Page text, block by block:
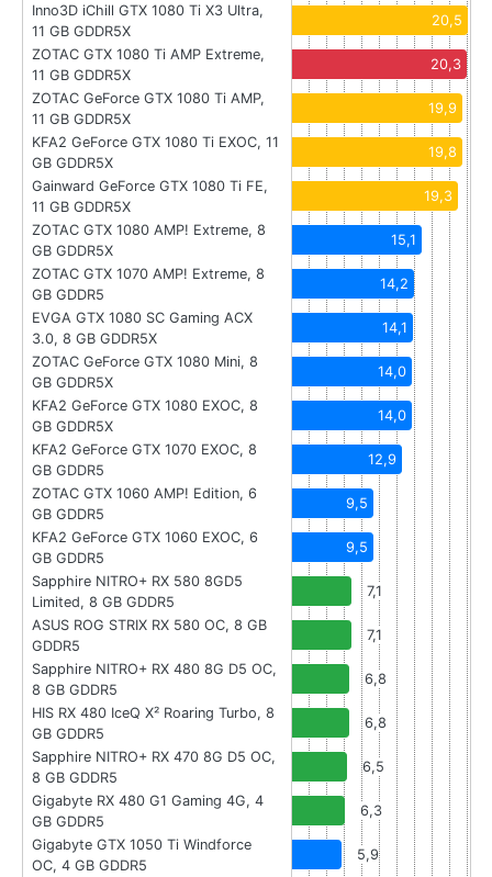
Inno3D iChill GTX 1080 Ti X3 Ultra,
11 GB GDDR5X
20,5
ZOTAC GTX 1080 Ti AMP Extreme,
11 GB GDDR5X
20,3
ZOTAC GeForce GTX 1080 Ti AMP,
11 GB GDDR5X
19,9
KFA2 GeForce GTX 1080 Ti EXOC, 11
GB GDDR5X
19,8
Gainward GeForce GTX 1080 Ti FE,
11 GB GDDR5X
19,3
ZOTAC GTX 1080 AMP! Extreme, 8
GB GDDR5X
15,1
ZOTAC GTX 1070 AMP! Extreme, 8
GB GDDR5
14,2
EVGA GTX 1080 SC Gaming ACX
3.0, 8 GB GDDR5X
14,1
ZOTAC GeForce GTX 1080 Mini, 8
GB GDDR5X
14,0
KFA2 GeForce GTX 1080 EXOC, 8
GB GDDR5X
14,0
KFA2 GeForce GTX 1070 EXOC, 8
GB GDDR5
12,9
ZOTAC GTX 1060 AMP! Edition, 6
GB GDDR5
9,5
KFA2 GeForce GTX 1060 EXOC, 6
GB GDDR5
9,5
Sapphire NITRO+ RX 580 8GD5
Limited, 8 GB GDDR5
7,1
ASUS ROG STRIX RX 580 OC, 8 GB
GDDR5
7,1
Sapphire NITRO+ RX 480 8G D5 OC,
8 GB GDDR5
6,8
HIS RX 480 IceQ X² Roaring Turbo, 8
GB GDDR5
6,8
Sapphire NITRO+ RX 470 8G D5 OC,
8 GB GDDR5
6,5
Gigabyte RX 480 G1 Gaming 4G, 4
GB GDDR5
6,3
Gigabyte GTX 1050 Ti Windforce
OC, 4 GB GDDR5
5,9